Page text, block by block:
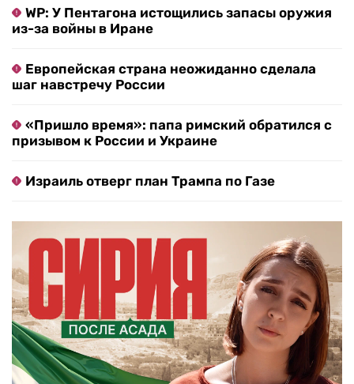
WP: У Пентагона истощились запасы оружия
из-за войны в Иране
Европейская страна неожиданно сделала
шаг навстречу России
«Пришло время»: папа римский обратился с
призывом к России и Украине
Израиль отверг план Трампа по Газе